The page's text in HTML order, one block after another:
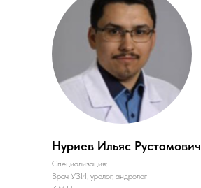
Нуриев Ильяс Рустамович
Специализация:
Врач УЗИ, уролог, андролог